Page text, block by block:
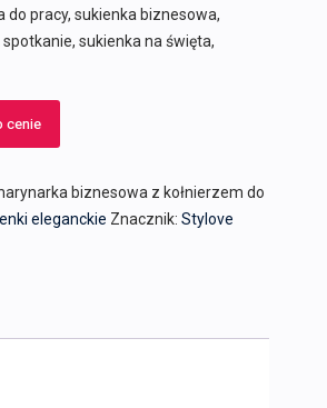
do pracy, sukienka biznesowa,
sukienka na święta,
cenie
biznesowa z kołnierzem do
eleganckie Znacznik: Stylove